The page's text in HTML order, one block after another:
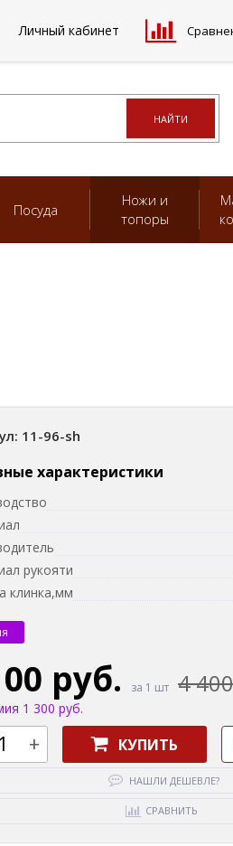
Посуда
Ножи и
топоры
11-96-sh
характеристики
рукояти
клинка,мм
руб. за 1 шт 4
1 300 руб.
+ КУПИТЬ
НАШЛИ ДЕШЕВЛЕ?
СРАВНИТЬ
Личный кабинет